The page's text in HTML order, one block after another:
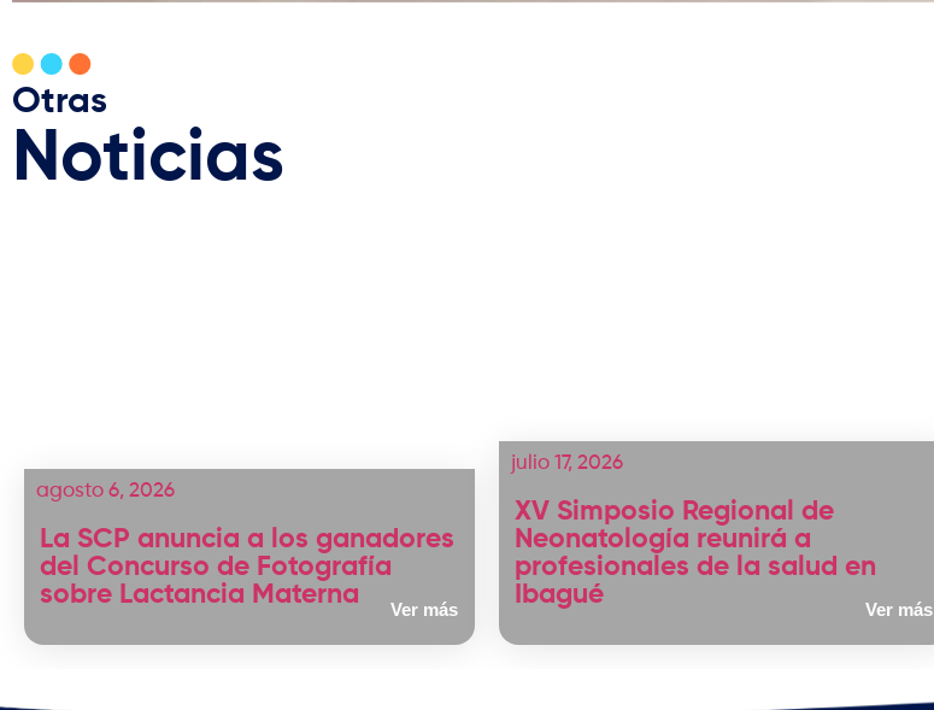
Otras
Noticias
agosto 6, 2026
La SCP anuncia a los ganadores
del Concurso de Fotografía
sobre Lactancia Materna
Ver más
julio 17, 2026
XV Simposio Regional de
Neonatología reunirá a
profesionales de la salud en
Ibagué
Ver más